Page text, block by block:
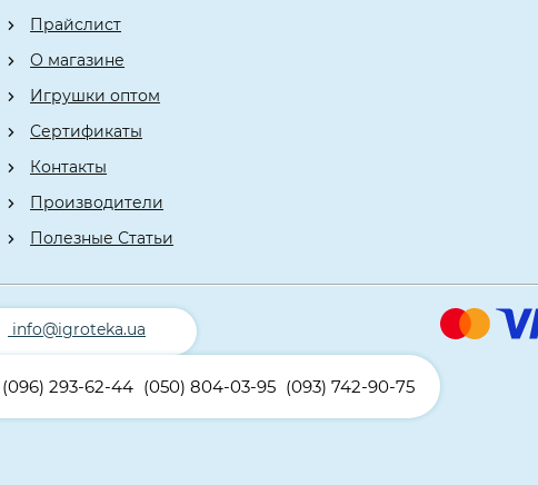
Прайслист
О магазине
Игрушки оптом
Сертификаты
Контакты
Производители
Полезные Статьи
info@igroteka.ua
(096) 293-62-44 (050) 804-03-95 (093) 742-90-75